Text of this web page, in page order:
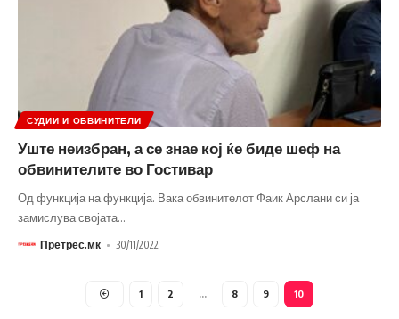
СУДИИ И ОБВИНИТЕЛИ
Уште неизбран, а се знае кој ќе биде шеф на
обвинителите во Гостивар
Од функција на функција. Вака обвинителот Фаик Арслани си ја
замислува својата…
Претрес.мк 30/11/2022
1 2 … 8 9 10